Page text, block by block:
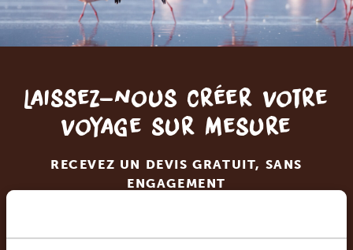
Laissez-nous créer votre
voyage sur mesure
RECEVEZ UN DEVIS GRATUIT, SANS
ENGAGEMENT
PLANIFIEZ VOTRE AVENTURE